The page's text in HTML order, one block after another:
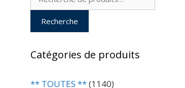
Recherche
Catégories de produits
** TOUTES **(1140)